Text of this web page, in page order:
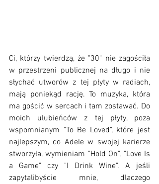
Ci, którzy twierdzą, że "30" nie zagościła
w przestrzeni publicznej na długo i nie
słychać utworów z tej płyty w radiach,
mają poniekąd rację. To muzyka, która
ma gościć w sercach i tam zostawać. Do
moich ulubieńców z tej płyty, poza
wspomnianym "To Be Loved", które jest
najlepszym, co Adele w swojej karierze
stworzyła, wymieniam "Hold On", "Love Is
a Game" czy "I Drink Wine". A jeśli
zapytalibyście mnie, dlaczego